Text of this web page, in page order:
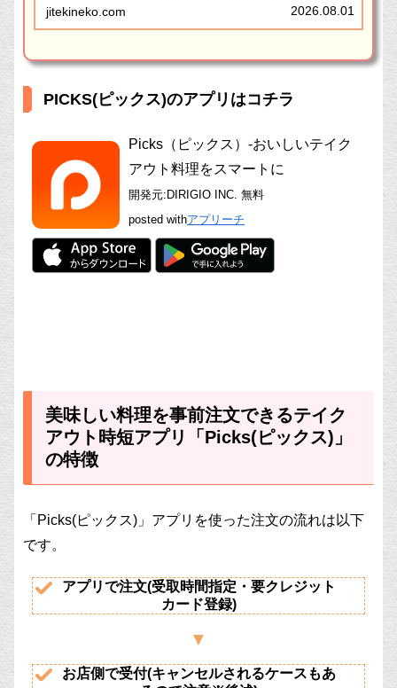
URL（クーポンコードが自動適用されます）を公
jitekineko.com 2026.08.01
PICKS(ピックス)のアプリはコチラ
Picks（ピックス）-おいしいテイク
アウト料理をスマートに
開発元: DIRIGIO INC. 無料
posted withアプリーチ
美味しい料理を事前注文できるテイク
アウト時短アプリ「Picks(ピックス)」
の特徴
「Picks(ピックス)」アプリを使った注文の流れは以下
です。
アプリで注文(受取時間指定・要クレジット
カード登録)
お店側で受付(キャンセルされるケースもあ